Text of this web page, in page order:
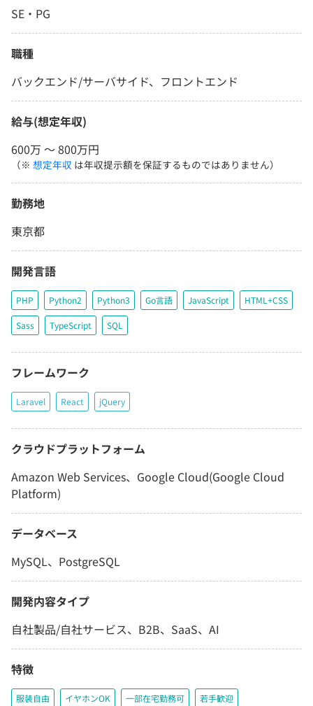
SE・PG
職種
バックエンド/サーバサイド、フロントエンド
給与(想定年収)
600万 〜 800万円
（※ 想定年収 は年収提示額を保証するものではありません）
勤務地
東京都
開発言語
PHP Python2 Python3 Go言語 JavaScript HTML+CSS
Sass TypeScript SQL
フレームワーク
Laravel React jQuery
クラウドプラットフォーム
Amazon Web Services、Google Cloud(Google Cloud
Platform)
データベース
MySQL、PostgreSQL
開発内容タイプ
自社製品/自社サービス、B2B、SaaS、AI
特徴
服装自由 イヤホンOK 一部在宅勤務可 若手歓迎